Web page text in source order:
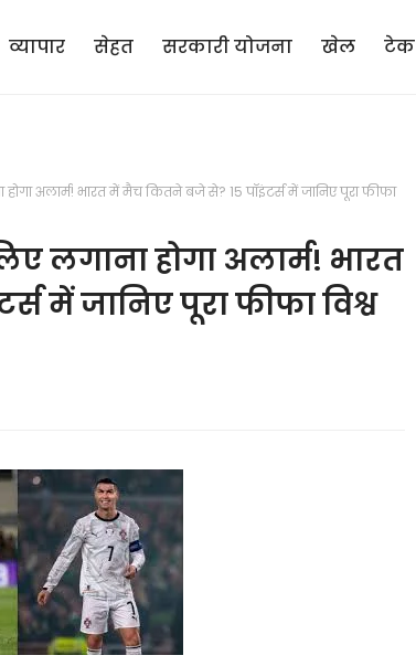
व्यापार सेहत सरकारी योजना खेल टेक
अलार्म! भारत में मैच कितने बजे से? 15 पॉइंटर्स में जानिए पूरा फीफा
लगाना होगा अलार्म! भारत
में जानिए पूरा फीफा विश्व